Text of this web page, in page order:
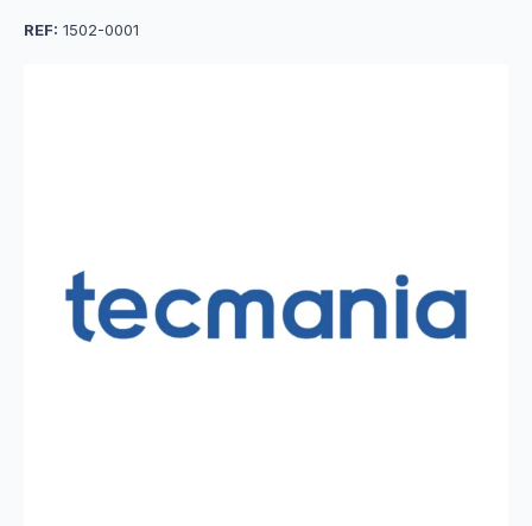
REF: 1502-0001